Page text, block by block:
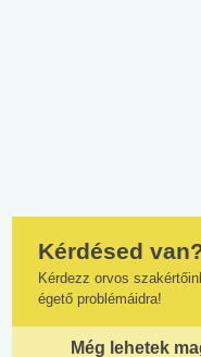
Kérdésed
Kérdezz orvos
égető problémáidra!
Még lehetek